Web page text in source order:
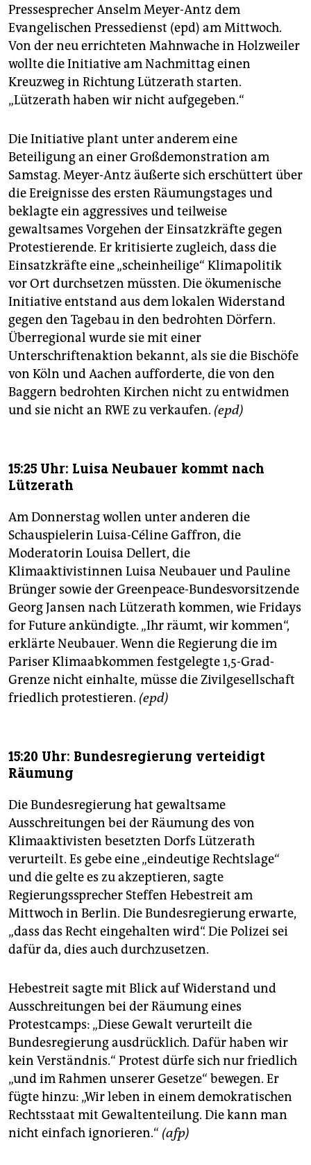
Pressesprecher Anselm Meyer-Antz dem
Evangelischen Pressedienst (epd) am Mittwoch.
Von der neu errichteten Mahnwache in Holzweiler
wollte die Initiative am Nachmittag einen
Kreuzweg in Richtung Lützerath starten.
„Lützerath haben wir nicht aufgegeben.“
Die Initiative plant unter anderem eine
Beteiligung an einer Großdemonstration am
Samstag. Meyer-Antz äußerte sich erschüttert über
die Ereignisse des ersten Räumungstages und
beklagte ein aggressives und teilweise
gewaltsames Vorgehen der Einsatzkräfte gegen
Protestierende. Er kritisierte zugleich, dass die
Einsatzkräfte eine „scheinheilige“ Klimapolitik
vor Ort durchsetzen müssten. Die ökumenische
Initiative entstand aus dem lokalen Widerstand
gegen den Tagebau in den bedrohten Dörfern.
Überregional wurde sie mit einer
Unterschriftenaktion bekannt, als sie die Bischöfe
von Köln und Aachen aufforderte, die von den
Baggern bedrohten Kirchen nicht zu entwidmen
und sie nicht an RWE zu verkaufen. (epd)
15:25 Uhr: Luisa Neubauer kommt nach
Lützerath
Am Donnerstag wollen unter anderen die
Schauspielerin Luisa-Céline Gaffron, die
Moderatorin Louisa Dellert, die
Klimaaktivistinnen Luisa Neubauer und Pauline
Brünger sowie der Greenpeace-Bundesvorsitzende
Georg Jansen nach Lützerath kommen, wie Fridays
for Future ankündigte. „Ihr räumt, wir kommen“,
erklärte Neubauer. Wenn die Regierung die im
Pariser Klimaabkommen festgelegte 1,5-Grad-
Grenze nicht einhalte, müsse die Zivilgesellschaft
friedlich protestieren. (epd)
15:20 Uhr: Bundesregierung verteidigt
Räumung
Die Bundesregierung hat gewaltsame
Ausschreitungen bei der Räumung des von
Klimaaktivisten besetzten Dorfs Lützerath
verurteilt. Es gebe eine „eindeutige Rechtslage“
und die gelte es zu akzeptieren, sagte
Regierungssprecher Steffen Hebestreit am
Mittwoch in Berlin. Die Bundesregierung erwarte,
„dass das Recht eingehalten wird“. Die Polizei sei
dafür da, dies auch durchzusetzen.
Hebestreit sagte mit Blick auf Widerstand und
Ausschreitungen bei der Räumung eines
Protestcamps: „Diese Gewalt verurteilt die
Bundesregierung ausdrücklich. Dafür haben wir
kein Verständnis.“ Protest dürfe sich nur friedlich
„und im Rahmen unserer Gesetze“ bewegen. Er
fügte hinzu: „Wir leben in einem demokratischen
Rechtsstaat mit Gewaltenteilung. Die kann man
nicht einfach ignorieren.“ (afp)